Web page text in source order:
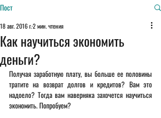
Пост
Как научиться экономить
деньги?
18 авг. 2016 г.2 мин. чтения
Получая заработную плату, вы больше ее половины
тратите на возврат долгов и кредитов? Вам это
надоело? Тогда вам наверняка захочется научиться
экономить. Попробуем?